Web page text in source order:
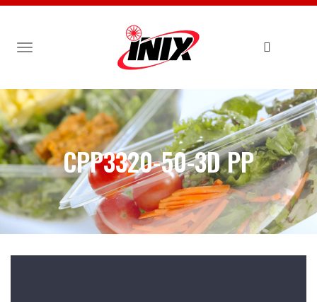
TOGGLE
NAVIGATION
CPP3320-50-3D PP